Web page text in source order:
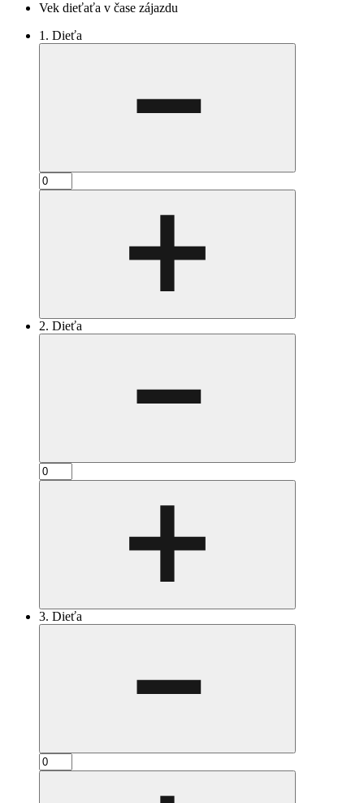
Vek dieťaťa v čase zájazdu
1. Dieťa
2. Dieťa
3. Dieťa